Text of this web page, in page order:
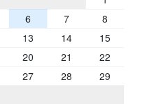
6 7
8
13 14
15
20 21
22
27 28
29